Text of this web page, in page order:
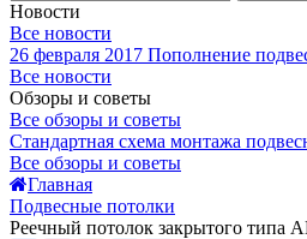
Новости
Все новости
26 февраля 2017 Пополнение
Все новости
Обзоры и советы
Все обзоры и советы
Стандартная схема монтажа
Все обзоры и советы
Главная
Подвесные потолки
Реечный потолок закрытого типа